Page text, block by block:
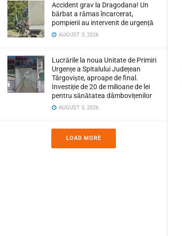
Accident grav la Dragodana! Un
bărbat a rămas încarcerat,
pompierii au intervenit de urgență
AUGUST 3, 2026
Lucrările la noua Unitate de Primiri
Urgențe a Spitalului Județean
Târgoviște, aproape de final.
Investiție de 20 de milioane de lei
pentru sănătatea dâmbovițenilor
AUGUST 3, 2026
LOAD MORE